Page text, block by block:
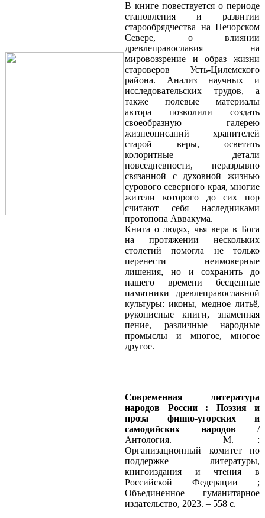
В книге повествуется о периоде
становления и развитии
старообрядчества на Печорском
Севере, о влиянии
древлеправославия на
мировоззрение и образ жизни
староверов Усть-Цилемского
района. Анализ научных и
исследовательских трудов, а
также полевые материалы
автора позволили создать
своеобразную галерею
жизнеописаний хранителей
старой веры, осветить
колоритные детали
повседневности, неразрывно
связанной с духовной жизнью
сурового северного края, многие
жители которого до сих пор
считают себя наследниками
протопопа Аввакума.
Книга о людях, чья вера в Бога
на протяжении нескольких
столетий помогла не только
перенести неимоверные
лишения, но и сохранить до
нашего времени бесценные
памятники древлеправославной
культуры: иконы, медное литьё,
рукописные книги, знаменная
пение, различные народные
промыслы и многое, многое
другое.
Современная литература
народов России : Поэзия и
проза финно-угорских и
самодийских народов /
Антология. – М. :
Организационный комитет по
поддержке литературы,
книгоиздания и чтения в
Российской Федерации ;
Объединенное гуманитарное
издательство, 2023. – 558 с.